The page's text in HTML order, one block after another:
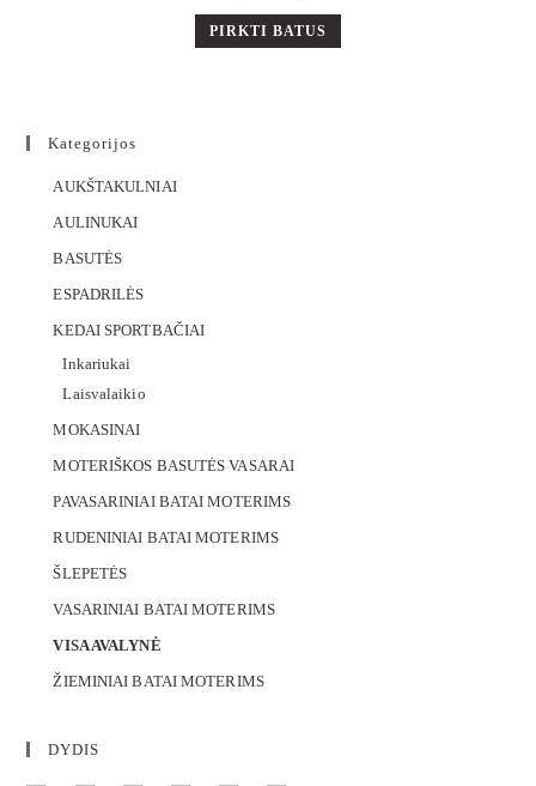
PIRKTI BATUS
Kategorijos
AUKŠTAKULNIAI
AULINUKAI
BASUTĖS
ESPADRILĖS
KEDAI SPORTBAČIAI
Inkariukai
Laisvalaikio
MOKASINAI
MOTERIŠKOS BASUTĖS VASARAI
PAVASARINIAI BATAI MOTERIMS
RUDENINIAI BATAI MOTERIMS
ŠLEPETĖS
VASARINIAI BATAI MOTERIMS
VISA AVALYNĖ
ŽIEMINIAI BATAI MOTERIMS
DYDIS